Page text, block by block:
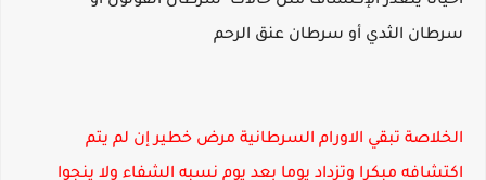
سرطان الثدي أو سرطان عنق الرحم
الخلاصة تبقي الاورام السرطانية مرض خطير إن لم يتم
اكتشافه مبكرا وتزداد يوما بعد يوم نسبه الشفاء ولا ينجوا